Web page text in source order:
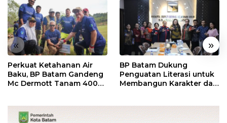
« »
Perkuat Ketahanan Air
Baku, BP Batam Gandeng
Mc Dermott Tanam 400
BP Batam Dukung
Penguatan Literasi untuk
Membangun Karakter dan